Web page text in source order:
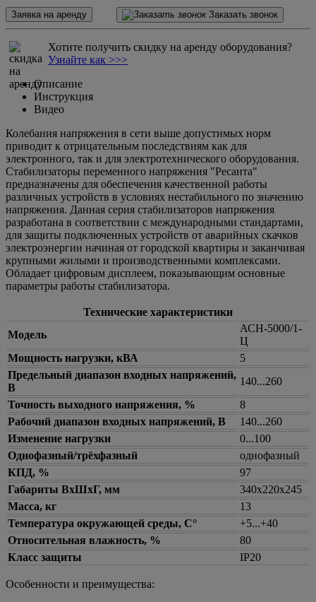
Заявка на аренду Заказать звонок
Хотите получить скидку на аренду оборудования?
Узнайте как >>>
Описание
Инструкция
Видео
Колебания напряжения в сети выше допустимых норм
приводит к отрицательным последствиям как для
электронного, так и для электротехнического оборудования.
Стабилизаторы переменного напряжения "Ресанта"
предназначены для обеспечения качественной работы
различных устройств в условиях нестабильного по значению
напряжения. Данная серия стабилизаторов напряжения
разработана в соответствии с международными стандартами,
для защиты подключенных устройств от аварийных скачков
электроэнергии начиная от городской квартиры и заканчивая
крупными жилыми и производственными комплексами.
Обладает цифровым дисплеем, показывающим основные
параметры работы стабилизатора.
Технические характеристики
Модель
АСН-5000/1-
Ц
Мощность нагрузки, кВА
5
Предельный диапазон входных напряжений,
В
140...260
Точность выходного напряжения, %
8
Рабочий диапазон входных напряжений, В
140...260
Изменение нагрузки
0...100
Однофазный/трёхфазный
однофазный
КПД, %
97
Габариты ВxШxГ, мм
340x220x245
Масса, кг
13
Температура окружающей среды, С°
+5...+40
Относительная влажность, %
80
Класс защиты
IP20
Особенности и преимущества: